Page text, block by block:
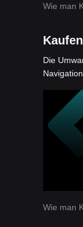
Wie man
Die
Wie man